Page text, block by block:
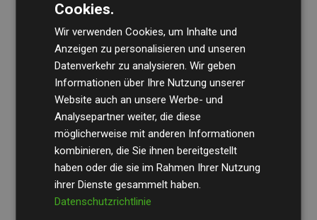
Die Wirtschaftsprüfungsgesellschaft BDOüberprüft
regelmäßig unsere Berechnungen und Methodik, um
Transparenz und Verlässlichkeit sicherzustellen.
Ihre Prüfungen belegen, dass unsere Investitionen in
Klimaschutzprojekte im Durchschnitt200 % der
geschätzten CO₂-Emissionender teilnehmenden
Websites kompensieren – ein klarer Nachweis für die
Cookies.
Wir verwenden Cookies, um Inhalte und
Anzeigen zu personalisieren und unseren
Datenverkehr zu analysieren. Wir geben
Informationen über Ihre Nutzung unserer
Website auch an unsere Werbe- und
Analysepartner weiter, die diese
möglicherweise mit anderen Informationen
kombinieren, die Sie ihnen bereitgestellt
haben oder die sie im Rahmen Ihrer Nutzung
ihrer Dienste gesammelt haben.
Datenschutzrichtlinie